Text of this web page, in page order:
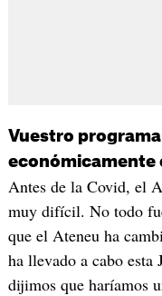
Vuestro
económicamente
Antes de la Covid, el
muy difícil. No todo
que el Ateneu ha
ha llevado a cabo
dijimos que haríamos